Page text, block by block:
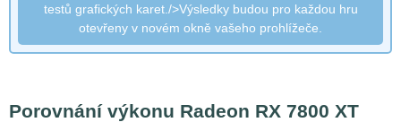
testů grafických karet./>Výsledky budou pro každou hru
otevřeny v novém okně vašeho prohlížeče.
Porovnání výkonu Radeon RX 7800 XT